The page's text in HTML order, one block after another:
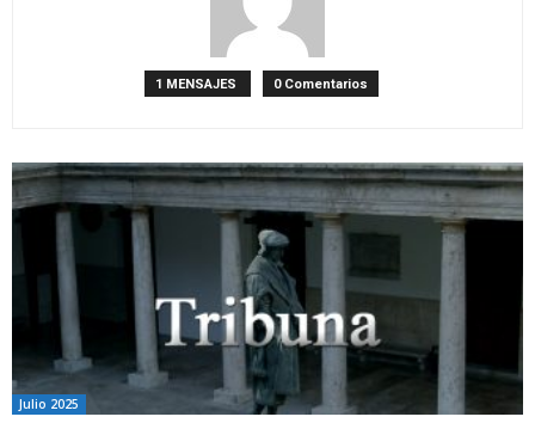
1 MENSAJES 0 Comentarios
Julio 2025